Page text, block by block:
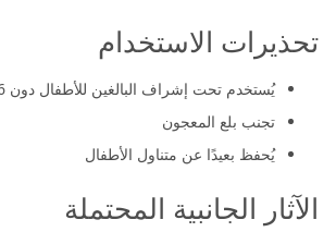
تحذيرات الاستخدام
يُستخدم تحت إشراف البالغين للأطفال دون 6 سنوات
تجنب بلع المعجون
يُحفظ بعيدًا عن متناول الأطفال
الآثار الجانبية المحتملة